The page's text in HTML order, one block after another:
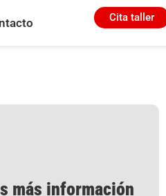
Cita taller
más información